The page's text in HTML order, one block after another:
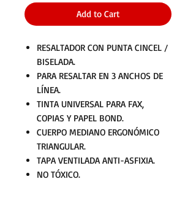
Add to Cart
RESALTADOR CON PUNTA CINCEL /
BISELADA.
PARA RESALTAR EN 3 ANCHOS DE
LÍNEA.
TINTA UNIVERSAL PARA FAX,
COPIAS Y PAPEL BOND.
CUERPO MEDIANO ERGONÓMICO
TRIANGULAR.
TAPA VENTILADA ANTI-ASFIXIA.
NO TÓXICO.